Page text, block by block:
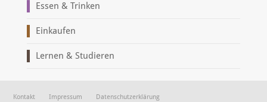
Essen & Trinken
Einkaufen
Lernen & Studieren
Kontakt Impressum Datenschutzerklärung